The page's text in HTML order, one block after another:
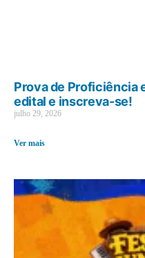
Prova de Proficiência
edital e inscreva-se!
julho 29, 2026
Ver mais